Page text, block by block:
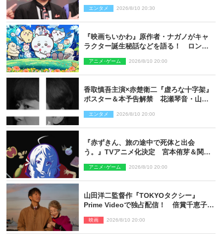
した」
エンタメ 2026/8/10 20:30
『映画ちいかわ』原作者・ナガノがキャ
ラクター誕生秘話などを語る！ ロング
アニメ･ゲーム 2026/8/10 20:00
香取慎吾主演×赤楚衛二『虚ろな十字架』
ポスター＆本予告解禁 花瀬琴音・山中
エンタメ 2026/8/10 20:00
『赤ずきん、旅の途中で死体と出会
う。』TVアニメ化決定 宮本侑芽＆関根
アニメ･ゲーム 2026/8/10 20:00
山田洋二監督作『TOKYOタクシー』
Prime Videoで独占配信！ 倍賞千恵子×
映画 2026/8/10 20:00